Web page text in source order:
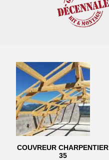
COUVREUR CHARPENTIER
35